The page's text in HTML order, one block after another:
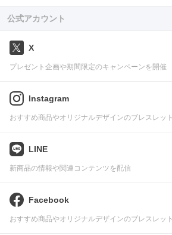
公式アカウント
X
プレゼント企画や期間限定のキャンペーンを開催
Instagram
おすすめ商品やオリジナルデザインのブレスレッ
LINE
新商品の情報や関連コンテンツを配信
Facebook
おすすめ商品やオリジナルデザインのブレスレッ